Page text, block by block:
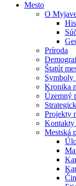
Mesto
O
Príroda
Štatút
Symboly
Kronika
Územný
Projekty
Kontakty
Mestská